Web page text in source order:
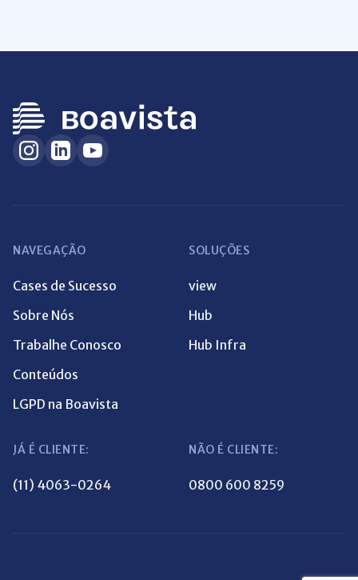
NAVEGAÇÃO
Cases de Sucesso
Sobre Nós
Trabalhe Conosco
Conteúdos
LGPD na Boavista
SOLUÇÕES
view
Hub
Hub Infra
JÁ É CLIENTE:
(11) 4063-0264
NÃO É CLIENTE:
0800 600 8259